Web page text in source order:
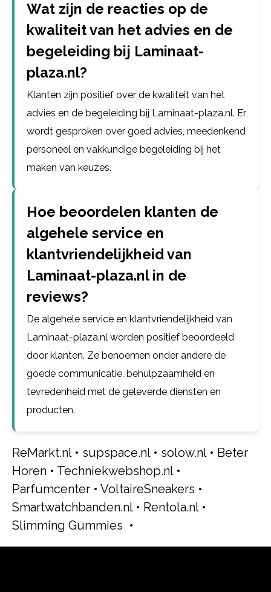
Wat zijn de reacties op de
kwaliteit van het advies en de
begeleiding bij Laminaat-
plaza.nl?
Klanten zijn positief over de kwaliteit van het
advies en de begeleiding bij Laminaat-plaza.nl. Er
wordt gesproken over goed advies, meedenkend
personeel en vakkundige begeleiding bij het
maken van keuzes.
Hoe beoordelen klanten de
algehele service en
klantvriendelijkheid van
Laminaat-plaza.nl in de
reviews?
De algehele service en klantvriendelijkheid van
Laminaat-plaza.nl worden positief beoordeeld
door klanten. Ze benoemen onder andere de
goede communicatie, behulpzaamheid en
tevredenheid met de geleverde diensten en
producten.
ReMarkt.nl• supspace.nl• solow.nl• Beter
Horen • Techniekwebshop.nl•
Parfumcenter • VoltaireSneakers •
Smartwatchbanden.nl• Rentola.nl•
Slimming Gummies •